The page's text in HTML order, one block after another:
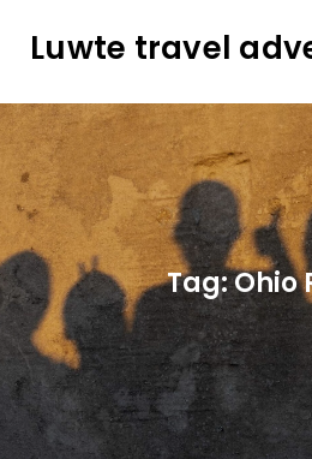
Luwte travel
Tag:Ohio